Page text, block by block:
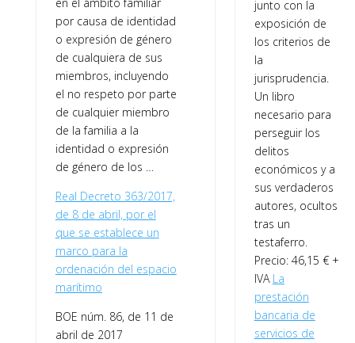
por causa de identidad
o expresión de género
de cualquiera de sus
miembros, incluyendo
el no respeto por parte
de cualquier miembro
de la familia a la
identidad o expresión
de género de los …
Real Decreto 363/2017,
de 8 de abril, por el
que se establece un
marco para la
ordenación del espacio
marítimo
BOE núm. 86, de 11 de
abril de 2017
junto con la
exposición de
los criterios de
la
jurisprudencia.
Un libro
necesario para
perseguir los
delitos
económicos y a
sus verdaderos
autores, ocultos
tras un
testaferro.
Precio: 46,15 € +
IVA La
prestación
bancaria de
servicios de